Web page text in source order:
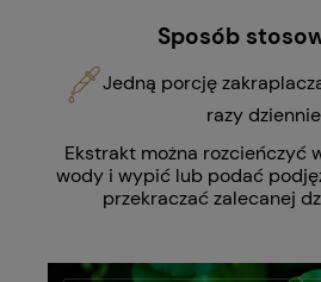
Sposób
Jedną porcję
razy
Ekstrakt można rozcieńczyć
wody i wypić lub podać
przekraczać zalecanej